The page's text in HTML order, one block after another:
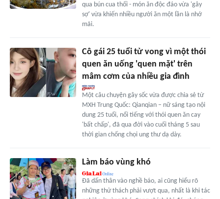
qua bún cua thối - món ăn độc đáo vừa 'gây
sợ' vừa khiến nhiều người ăn một lần là nhớ
mãi.
Cô gái 25 tuổi tử vong vì một thói
quen ăn uống 'quen mặt' trên
mâm cơm của nhiều gia đình
Một câu chuyện gây sốc vừa được chia sẻ từ
MXH Trung Quốc: Qianqian – nữ sáng tạo nội
dung 25 tuổi, nổi tiếng với thói quen ăn cay
'bất chấp', đã qua đời vào cuối tháng 5 sau
thời gian chống chọi ung thư dạ dày.
Làm báo vùng khó
Đã dấn thân vào nghề báo, ai cũng hiểu rõ
những thử thách phải vượt qua, nhất là khi tác